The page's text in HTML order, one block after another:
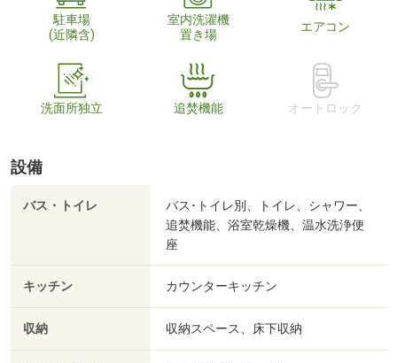
駐車場
(近隣含)
室内洗濯機
置き場
エアコン
洗面所独立 追焚機能 オートロック
設備
バス・トイレ
バス･トイレ別、トイレ、シャワー、
追焚機能、浴室乾燥機、温水洗浄便
座
キッチン カウンターキッチン
収納 収納スペース、床下収納